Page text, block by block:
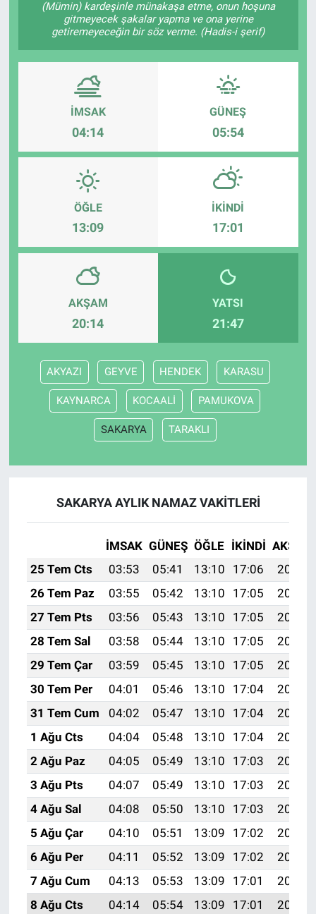
(Mümin) kardeşinle münakaşa etme, onun hoşuna
gitmeyecek şakalar yapma ve ona yerine
getiremeyeceğin bir söz verme. (Hadis-i şerif)
İMSAK
04:14
GÜNEŞ
05:54
ÖĞLE
13:09
İKINDI
17:01
AKŞAM
20:14
YATSI
21:47
AKYAZI GEYVE HENDEK KARASU
KAYNARCA KOCAALİ PAMUKOVA
SAKARYA TARAKLI
SAKARYA AYLIK NAMAZ VAKITLERI
İMSAK GÜNEŞ ÖĞLE İKINDI AKŞAM
25 Tem Cts
03:53 05:41 13:10 17:06
20:29
26 Tem Paz
03:55 05:42 13:10 17:05
20:28
27 Tem Pts
03:56 05:43 13:10 17:05
20:27
28 Tem Sal
03:58 05:44 13:10 17:05
20:26
29 Tem Çar
03:59 05:45 13:10 17:05
20:25
30 Tem Per
04:01 05:46 13:10 17:04
20:24
31 Tem Cum
04:02 05:47 13:10 17:04
20:23
1 Ağu Cts
04:04 05:48 13:10 17:04
20:22
2 Ağu Paz
04:05 05:49 13:10 17:03
20:21
3 Ağu Pts
04:07 05:49 13:10 17:03
20:20
4 Ağu Sal
04:08 05:50 13:10 17:03
20:19
5 Ağu Çar
04:10 05:51 13:09 17:02
20:17
6 Ağu Per
04:11 05:52 13:09 17:02
20:16
7 Ağu Cum
04:13 05:53 13:09 17:01
20:15
8 Ağu Cts
04:14 05:54 13:09 17:01
20:14
Kültür Sanat
Bilim ve Teknoloji